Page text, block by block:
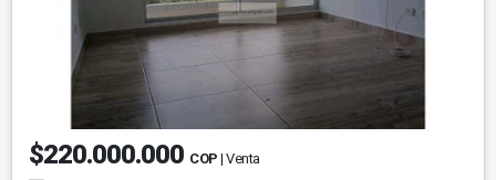
$220.000.000 COP | Venta